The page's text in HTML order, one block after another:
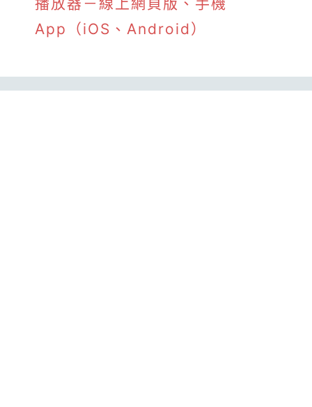
App（iOS、Android）